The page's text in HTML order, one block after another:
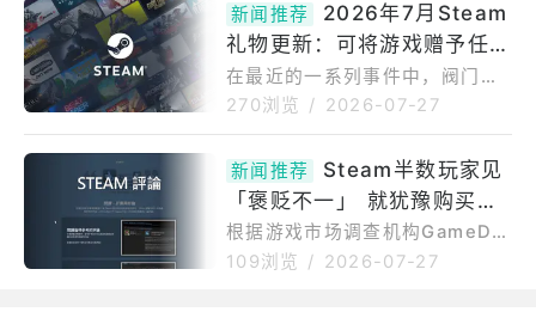
认AMD最新FSR4.1技术已透过P
rotonExperimental上线，并
家在论坛上回复求助贴文，实则
诱导受害者在电脑上执行恶意Po
werShell指令，暗中植入挖矿木
马程式。资安媒体bleepingcom
puter是透过读者回报得知此波
机帐号，锁定玩家在论坛上发布
的游戏当机、道具遗失等技术问
题求助贴文进行回复，佯装提
新闻推荐
2026年7月Steam
礼物更新：可将游戏赠予任何
人
在最近的一系列事件中，阀门刚
刚发布了2026年Steam最大的
大的变化。Valve刚刚调整了Ste
am礼物赠送功能的走向，让每个
人都能更轻松地为亲友赠送游
戏。全新的Steam礼物赠送政策
变更（2026年7月）允许用户通
270浏览 / 2026-07-27
新闻推荐
Steam半数玩家见
「褒贬不一」 就犹豫购买市
调机构揭用户评论对销量影响
力
根据游戏市场调查机构GameDis
coverCo于7月24日公开的调查
109浏览 / 2026-07-27